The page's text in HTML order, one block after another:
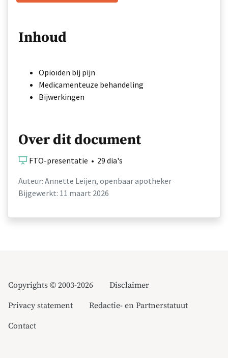
Inhoud
Opioïden bij pijn
Medicamenteuze behandeling
Bijwerkingen
Over dit document
FTO-presentatie • 29 dia's
Auteur: Annette Leijen, openbaar apotheker
Bijgewerkt: 11 maart 2026
Copyrights © 2003-2026
Disclaimer
Privacy statement
Redactie- en Partnerstatuut
Contact